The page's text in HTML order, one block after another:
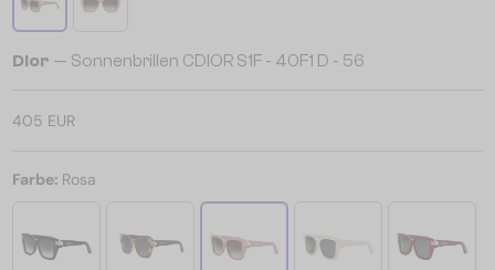
Dior — Sonnenbrillen CDIOR S1F - 40F1 D - 56
405 EUR
Farbe: Rosa